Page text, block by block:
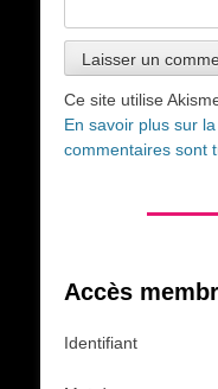
Ce site utilise
En savoir plus sur
commentaires sont
Accès
Identifiant